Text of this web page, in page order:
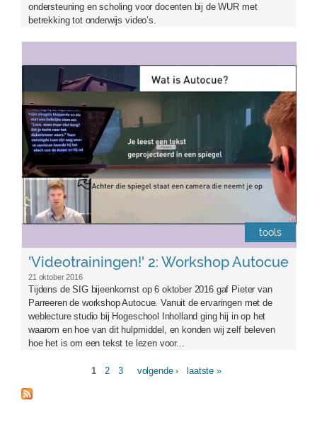
ondersteuning en scholing voor docenten bij de WUR met
betrekking tot onderwijs video’s.
tools
'Videotrainingen!' 2: Workshop Autocue
21 oktober 2016
Tijdens de SIG bijeenkomst op 6 oktober 2016 gaf Pieter van
Parreeren de workshop Autocue. Vanuit de ervaringen met de
weblecture studio bij Hogeschool Inholland ging hij in op het
waarom en hoe van dit hulpmiddel, en konden wij zelf beleven
hoe het is om een tekst te lezen voor...
1 2 3 volgende › laatste »